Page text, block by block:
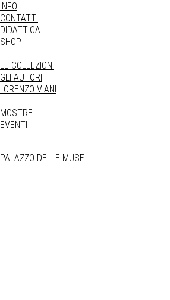
INFO
CONTATTI
DIDATTICA
SHOP
LE COLLEZIONI
GLI AUTORI
LORENZO VIANI
MOSTRE
EVENTI
PALAZZO DELLE MUSE